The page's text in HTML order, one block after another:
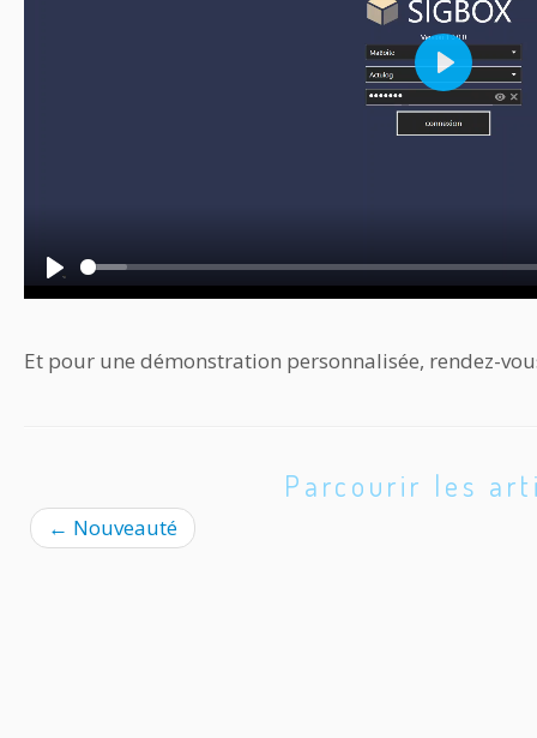
P
a
P
l
Et pour une démonstration personnalisée, rendez-
Parcourir les
← Nouveauté